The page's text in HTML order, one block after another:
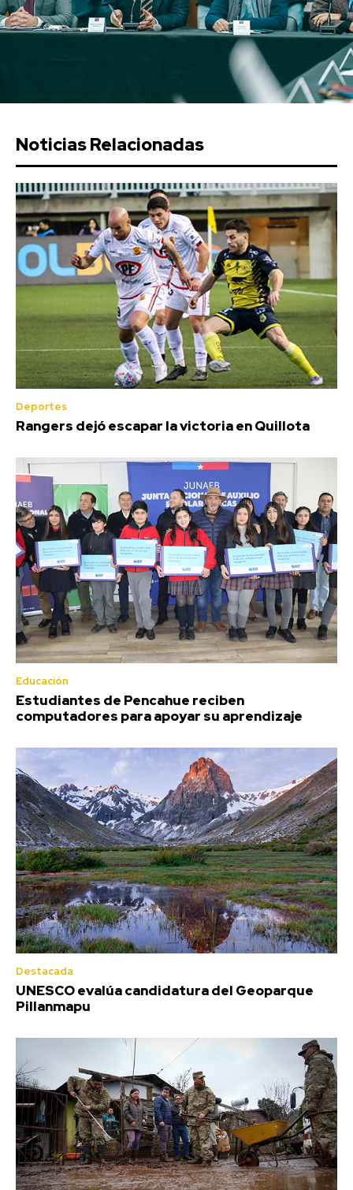
Noticias Relacionadas
Deportes
Rangers dejó escapar la victoria en Quillota
Educación
Estudiantes de Pencahue reciben
computadores para apoyar su aprendizaje
Destacada
UNESCO evalúa candidatura del Geoparque
Pillanmapu